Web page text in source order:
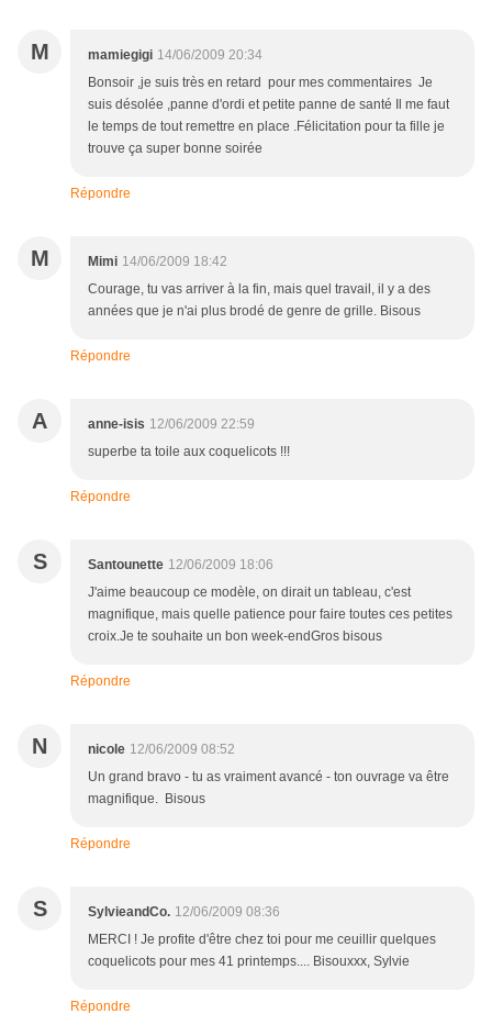
M mamiegigi 14/06/2009 20:34
Bonsoir ,je suis très en retard pour mes commentaires Je
suis désolée ,panne d'ordi et petite panne de santé Il me faut
le temps de tout remettre en place .Félicitation pour ta fille je
trouve ça super bonne soirée
Répondre
M Mimi 14/06/2009 18:42
Courage, tu vas arriver à la fin, mais quel travail, il y a des
années que je n'ai plus brodé de genre de grille. Bisous
Répondre
A anne-isis 12/06/2009 22:59
superbe ta toile aux coquelicots !!!
Répondre
S Santounette 12/06/2009 18:06
J'aime beaucoup ce modèle, on dirait un tableau, c'est
magnifique, mais quelle patience pour faire toutes ces petites
croix.Je te souhaite un bon week-endGros bisous
Répondre
N nicole 12/06/2009 08:52
Un grand bravo - tu as vraiment avancé - ton ouvrage va être
magnifique. Bisous
Répondre
S SylvieandCo. 12/06/2009 08:36
MERCI ! Je profite d'être chez toi pour me ceuillir quelques
coquelicots pour mes 41 printemps.... Bisouxxx, Sylvie
Répondre